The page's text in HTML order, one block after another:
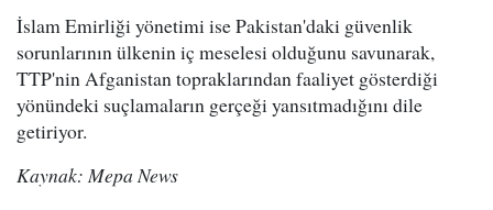
İslam Emirliği yönetimi ise Pakistan'daki güvenlik
sorunlarının ülkenin iç meselesi olduğunu savunarak,
TTP'nin Afganistan topraklarından faaliyet gösterdiği
yönündeki suçlamaların gerçeği yansıtmadığını dile
getiriyor.
Kaynak: Mepa News